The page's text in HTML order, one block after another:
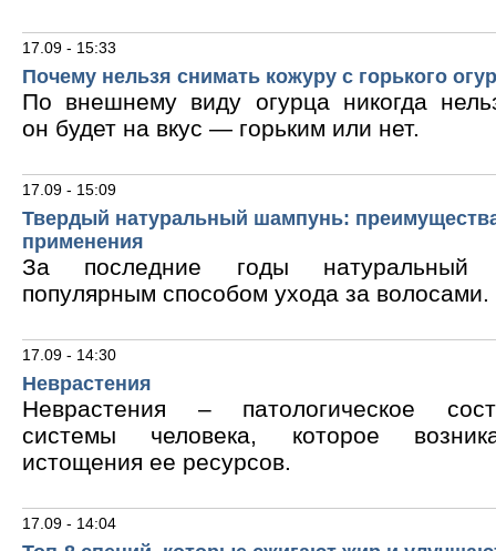
17.09 - 15:33
Почему нельзя снимать кожуру с горького
По внешнему виду огурца никогда
он будет на вкус — горьким или нет.
17.09 - 15:09
Твердый натуральный шампунь:
применения
За последние годы натуральный
популярным способом ухода за волосами.
17.09 - 14:30
Неврастения
Неврастения – патологическое
системы человека, которое
истощения ее ресурсов.
17.09 - 14:04